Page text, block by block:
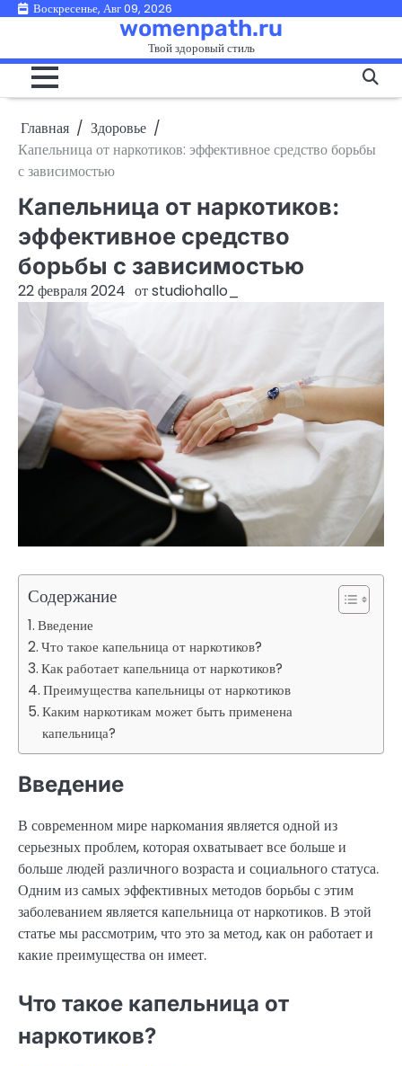
ПерейтиВоскресенье, Авг 09, 2026
womenpath.ru
Твой здоровый стиль
Главная
Здоровье
Капельница от наркотиков: эффективное средство борьбы
с зависимостью
Капельница от наркотиков:
эффективное средство
борьбы с зависимостью
22 февраля 2024 отstudiohallo_
Содержание
Введение
Что такое капельница от наркотиков?
Как работает капельница от наркотиков?
Преимущества капельницы от наркотиков
Каким наркотикам может быть применена
капельница?
Введение
В современном мире наркомания является одной из
серьезных проблем, которая охватывает все больше и
больше людей различного возраста и социального статуса.
Одним из самых эффективных методов борьбы с этим
заболеванием является капельница от наркотиков. В этой
статье мы рассмотрим, что это за метод, как он работает и
какие преимущества он имеет.
Что такое капельница от
наркотиков?